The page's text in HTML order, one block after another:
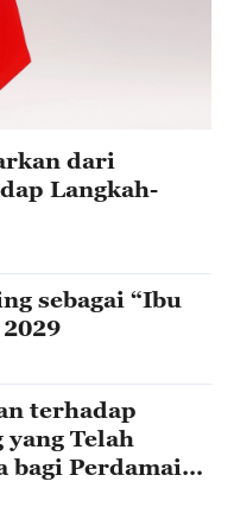
dari
Langkah-
sebagai “Ibu
terhadap
Telah
bagi Perdamaian